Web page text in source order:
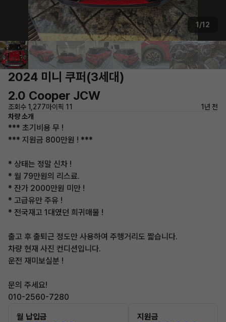
1/12
2024 미니 쿠퍼(3세대)
2.0 Cooper JCW
조회수 1,277마이픽 11
1년 전
차량 소개
*** 초기비용 무 !
*** 지원금 800만원 ! ***
* 상태는 정말 신차 !
* 월 79만원의 리스료.
* 잔가 2000만원 미만 !
* 고급유만 주유 !
* 전국재고 1대였던 희귀매물 !
출고 후 출퇴근 정도만 사용하여 주행거리도 짧습니다.
차량 현재 사진 컨디션입니다.
운전 재미보실분 !
문의 주세요!
010-2560-7280
월 납입금
지원금